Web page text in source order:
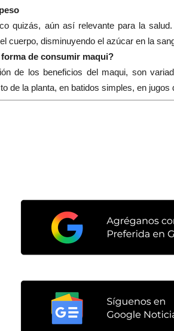
quizás, aún así relevante para la
cuerpo, disminuyendo el azúcar en la
de consumir maqui?
de los beneficios del maqui, son
de la planta, en batidos simples, en